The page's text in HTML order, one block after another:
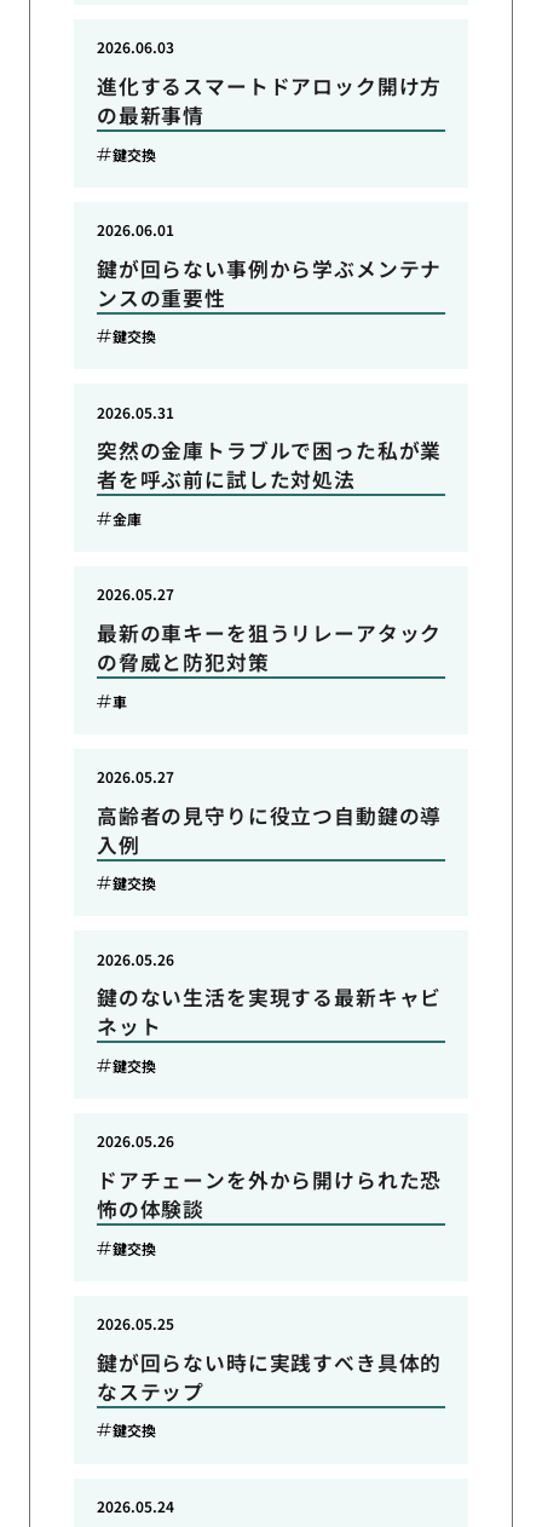
進化するスマートドアロック開け方
の最新事情
2026.06.03
鍵交換
鍵が回らない事例から学ぶメンテナ
ンスの重要性
2026.06.01
鍵交換
突然の金庫トラブルで困った私が業
者を呼ぶ前に試した対処法
2026.05.31
金庫
最新の車キーを狙うリレーアタック
の脅威と防犯対策
2026.05.27
車
高齢者の見守りに役立つ自動鍵の導
入例
2026.05.27
鍵交換
鍵のない生活を実現する最新キャビ
ネット
2026.05.26
鍵交換
ドアチェーンを外から開けられた恐
怖の体験談
2026.05.26
鍵交換
鍵が回らない時に実践すべき具体的
なステップ
2026.05.25
鍵交換
2026.05.24